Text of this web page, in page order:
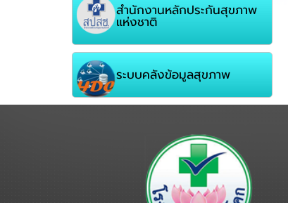
สำนักงานหลักประกันสุขภาพ
แห่งชาติ
ระบบคลังข้อมูลสุขภาพ